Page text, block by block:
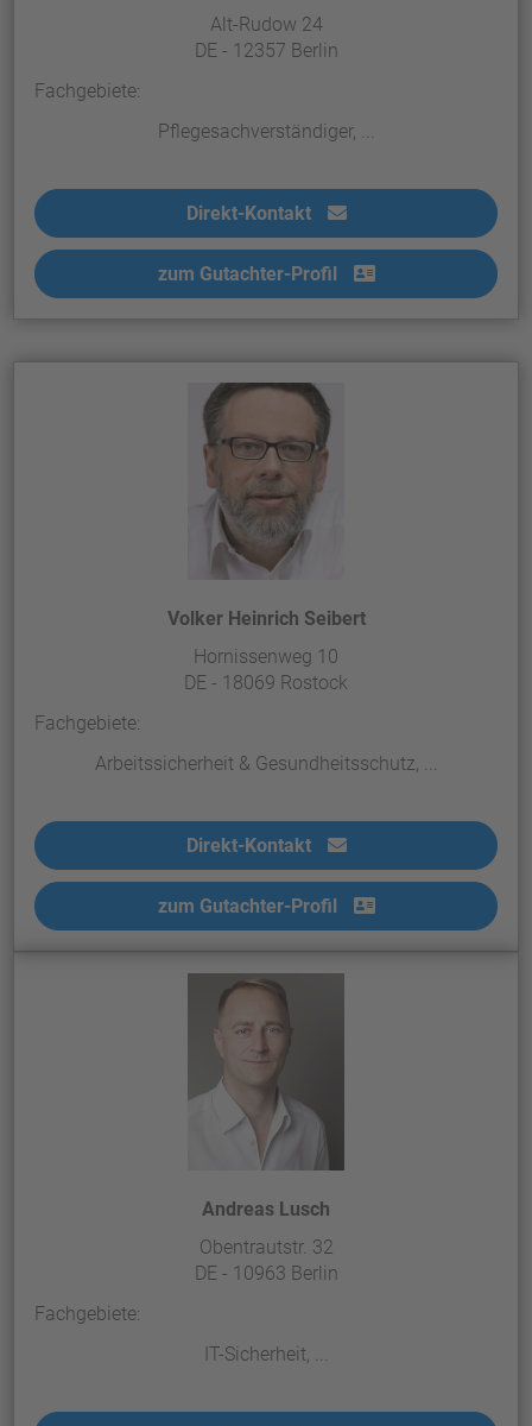
Alt-Rudow 24
DE - 12357 Berlin
Fachgebiete:
Pflegesachverständiger, ...
Direkt-Kontakt
zum Gutachter-Profil
Volker Heinrich Seibert
Hornissenweg 10
DE - 18069 Rostock
Fachgebiete:
Arbeitssicherheit & Gesundheitsschutz, ...
Direkt-Kontakt
zum Gutachter-Profil
Andreas Lusch
Obentrautstr. 32
DE - 10963 Berlin
Fachgebiete:
IT-Sicherheit, ...